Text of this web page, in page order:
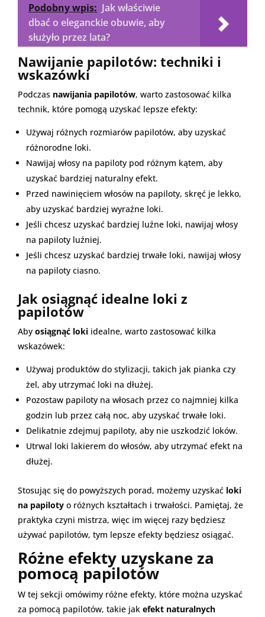
Podobny wpis: Jak właściwie
dbać o eleganckie obuwie, aby
służyło przez lata?
Nawijanie papilotów: techniki i
wskazówki
Podczas nawijania papilotów, warto zastosować kilka
technik, które pomogą uzyskać lepsze efekty:
Używaj różnych rozmiarów papilotów, aby uzyskać
różnorodne loki.
Nawijaj włosy na papiloty pod różnym kątem, aby
uzyskać bardziej naturalny efekt.
Przed nawinięciem włosów na papiloty, skręć je lekko,
aby uzyskać bardziej wyraźne loki.
Jeśli chcesz uzyskać bardziej luźne loki, nawijaj włosy
na papiloty luźniej.
Jeśli chcesz uzyskać bardziej trwałe loki, nawijaj włosy
na papiloty ciasno.
Jak osiągnąć idealne loki z
papilotów
Aby osiągnąć loki idealne, warto zastosować kilka
wskazówek:
Używaj produktów do stylizacji, takich jak pianka czy
żel, aby utrzymać loki na dłużej.
Pozostaw papiloty na włosach przez co najmniej kilka
godzin lub przez całą noc, aby uzyskać trwałe loki.
Delikatnie zdejmuj papiloty, aby nie uszkodzić loków.
Utrwal loki lakierem do włosów, aby utrzymać efekt na
dłużej.
Stosując się do powyższych porad, możemy uzyskać loki
na papiloty o różnych kształtach i trwałości. Pamiętaj, że
praktyka czyni mistrza, więc im więcej razy będziesz
używać papilotów, tym lepsze efekty będziesz osiągać.
Różne efekty uzyskane za
pomocą papilotów
W tej sekcji omówimy różne efekty, które można uzyskać
za pomocą papilotów, takie jak efekt naturalnych